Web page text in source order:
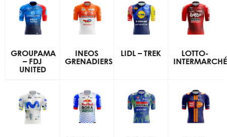
GROUPAMA
– FDJ
UNITED
INEOS
GRENADIERS
LIDL – TREK
LOTTO-
INTERMARCHÉ